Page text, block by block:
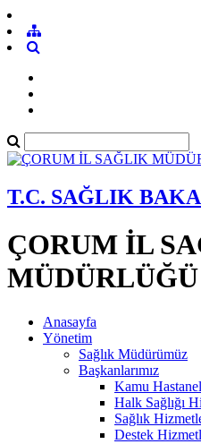
T.C. SAĞLIK
ÇORUM İL
MÜDÜRLÜĞÜ
Anasayfa
Yönetim
Sağlık Müdürümüz
Başkanlarımız
Kamu
Halk Sağlığı
Sağlık
Destek